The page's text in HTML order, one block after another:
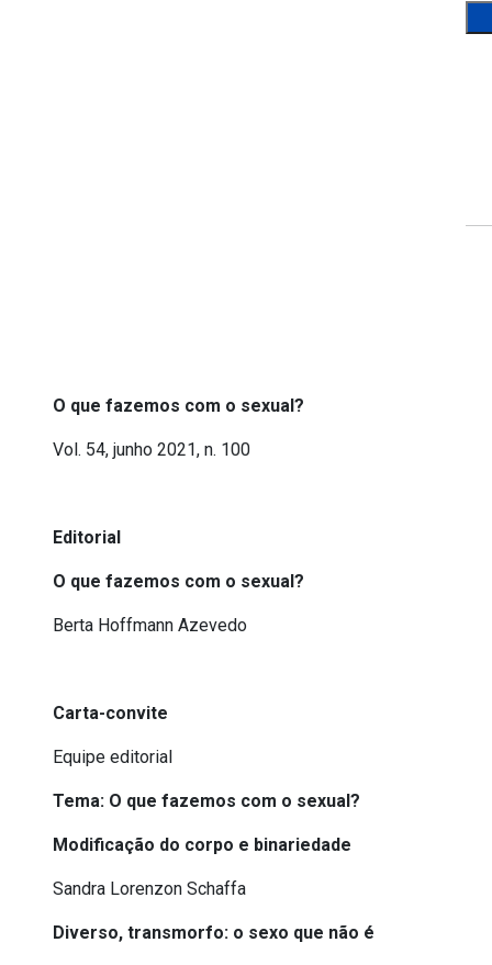
O que fazemos com o sexual?
Vol. 54, junho 2021, n. 100
Editorial
O que fazemos com o sexual?
Berta Hoffmann Azevedo
Carta-convite
Equipe editorial
Tema: O que fazemos com o sexual?
Modificação do corpo e binariedade
Sandra Lorenzon Schaffa
Diverso, transmorfo: o sexo que não é